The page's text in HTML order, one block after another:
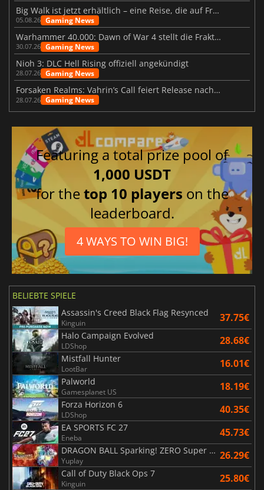
Big Walk ist jetzt erhältlich – eine Reise, die auf Freundschaft basiert
05.08.26 Gaming News
Warhammer 40.000: Dawn of War 4 stellt die Fraktion der Necrons vor
30.07.26 Gaming News
Nioh 3: DLC Hell Rising offiziell angekündigt
28.07.26 Gaming News
Forsaken Realms: Vahrin’s Call feiert Release nach 10 Jahren
28.07.26 Gaming News
Featuring a total prize pool of
1,000 USDT
for thetop 10 players on the
leaderboard.
4 WAYS TO WIN BIG!
BELIEBTE SPIELE
Assassin's Creed Black Flag Resynced
Kinguin 37.75€
Halo Campaign Evolved
LDShop 28.68€
Mistfall Hunter
LootBar 16.01€
Palworld
Gamesplanet US 18.19€
Forza Horizon 6
LDShop 40.35€
EA SPORTS FC 27
Eneba 45.73€
DRAGON BALL Sparking! ZERO Super Limit Breaking NEO
Yuplay 26.29€
Call of Duty Black Ops 7
Kinguin 25.80€